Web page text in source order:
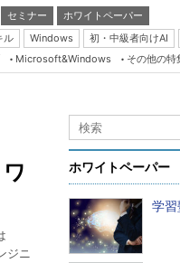
セミナー
ホワイトペーパー
ル Windows 初・中級者向けAI
Server & Storage
Java Agile
Database Expert
Microsoft&Windows その他の特
ジニ
ホワイトペーパー
学習